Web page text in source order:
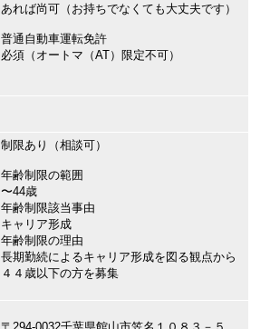
あれば尚可（お持ちでなくても大丈夫です）
普通自動車運転免許
必須（オートマ（AT）限定不可）
制限あり（相談可）
年齢制限の範囲
〜44歳
年齢制限該当事由
キャリア形成
年齢制限の理由
長期勤続によるキャリア形成を図る観点から
４４歳以下の方を募集